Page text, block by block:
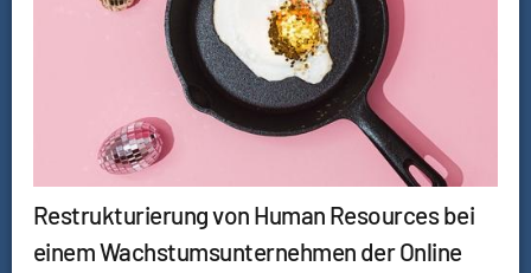
Restrukturierung von Human Resources bei
einem Wachstumsunternehmen der Online